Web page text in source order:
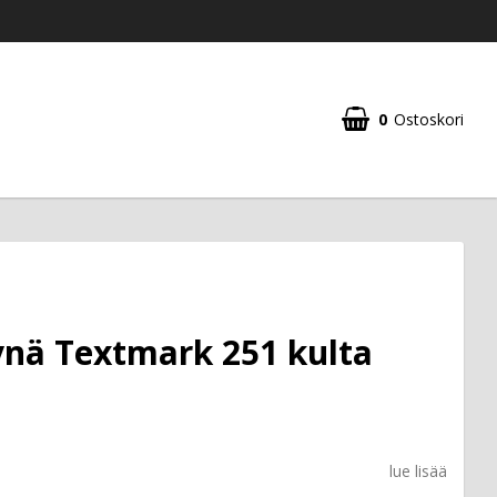
0 Ostoskori
Textmark 251 kulta
lue lisää